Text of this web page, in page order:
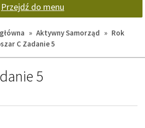
Przejdź do menu
» Aktywny Samorząd » Rok
C Zadanie 5
5